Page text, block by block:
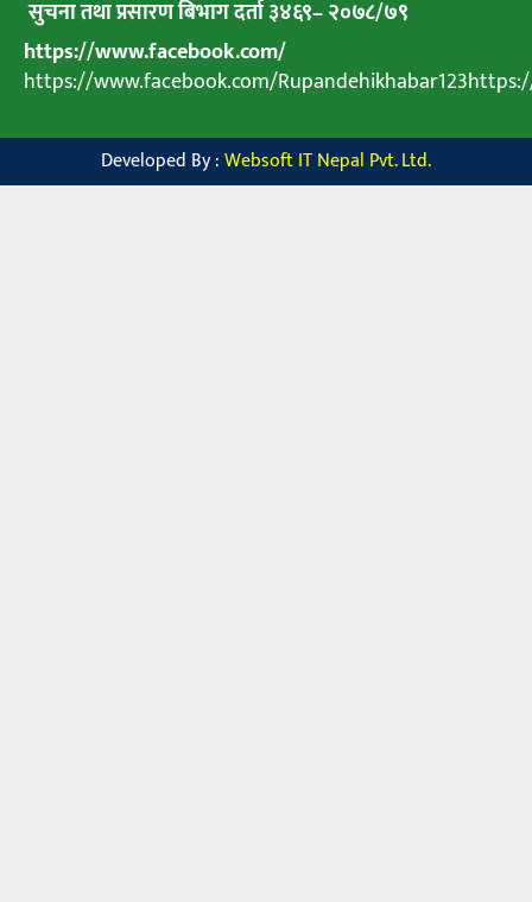
सुचना तथा प्रसारण बिभाग दर्ता ३४६९–२०७८/७९
https://www.facebook.com/
https://www.facebook.com/
Developed By :Websoft IT Nepal Pvt. Ltd.